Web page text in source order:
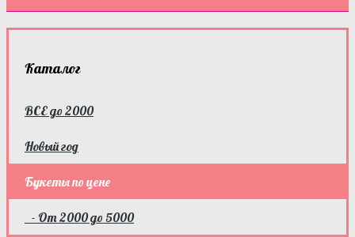
Каталог
ВСЕ до 2000
Новый год
Букеты по цене
- От 2000 до 5000